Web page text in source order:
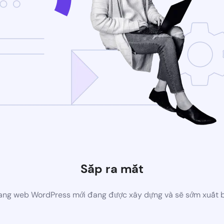
Sắp ra mắt
web WordPress mới đang được xây dựng và sẽ sớm xuất